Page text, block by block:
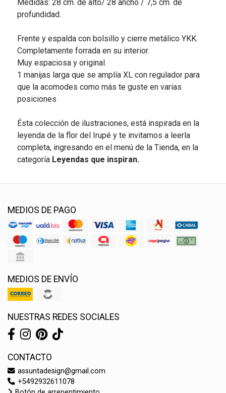
Medidas: 28 cm. de alto/ 28 ancho / 7,5 cm. de
profundidad.
Frente y espalda con bolsillo y cierre metálico YKK.
Completamente forrada en su interior.
Muy espaciosa y original.
1 manijas larga que se amplía XL con regulador para
que la acomodes como más te guste en varias
posiciones
Ésta colección de ilustraciones, está inspirada en la
leyenda de la flor del Irupé y te invitamos a leerla
completa, ingresando en el menú de la Tienda, en la
categoría Leyendas que inspiran.
MEDIOS DE PAGO
MEDIOS DE ENVÍO
NUESTRAS REDES SOCIALES
CONTACTO
assuntadesign@gmail.com
+5492932611078